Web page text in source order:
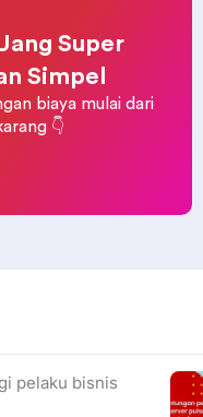
Super
Simpel
biaya mulai dari
👇
pelaku bisnis